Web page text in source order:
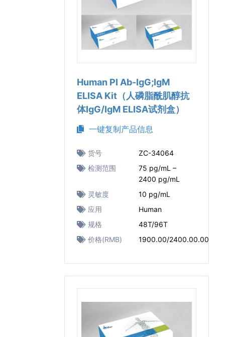
Human PI Ab-IgG;IgM
ELISA Kit（人磷脂酰肌醇抗
体IgG/IgM ELISA试剂盒）
一键复制产品信息
货号
ZC-34064
检测范围
75 pg/mL –
2400 pg/mL
灵敏度
10 pg/mL
应用
Human
规格
48T/96T
价格(RMB)
1900.00/2400.00.00